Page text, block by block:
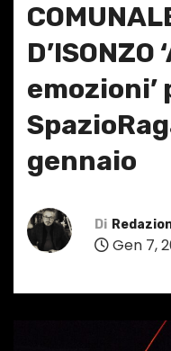
D’ISONZO
emozioni’
gennaio
Di
Gen 7,